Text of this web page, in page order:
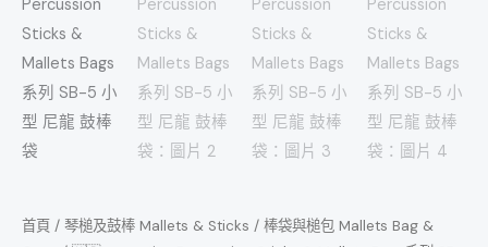
首頁 / 琴槌及鼓棒 Mallets & Sticks / 棒袋與槌包 Mallets Bag &
Mallets
Bags
系
列
SB-
5
型